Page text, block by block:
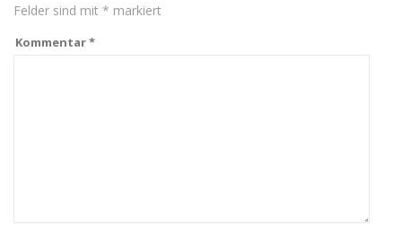
Felder sind mit * markiert
Kommentar*